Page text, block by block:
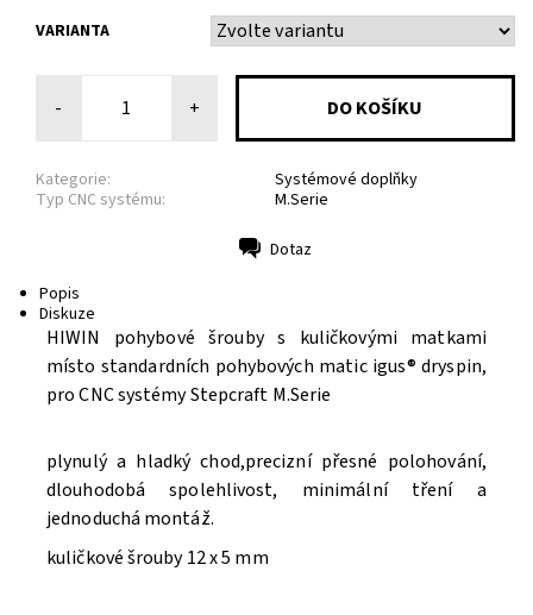
VARIANTA
- +
Kategorie:
Systémové doplňky
Typ CNC systému:
M.Serie
Dotaz
Popis
Diskuze
HIWIN pohybové šrouby s kuličkovými matkami
místo standardních pohybových matic igus® dryspin,
pro CNC systémy Stepcraft M.Serie
plynulý a hladký chod,precizní přesné polohování,
dlouhodobá spolehlivost, minimální tření a
jednoduchá montáž.
kuličkové šrouby 12 x 5 mm